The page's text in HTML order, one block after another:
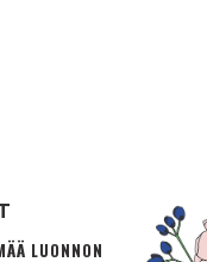
LUONNON